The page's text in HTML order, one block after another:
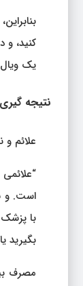
کنید،
یک
نتیجه گیری
علائم
است. و
با
بگیرید